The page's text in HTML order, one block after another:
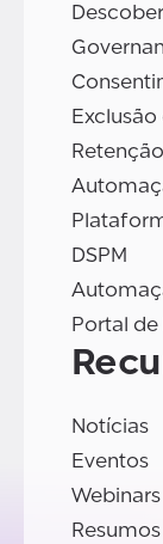
DSPM
Portal
Notícias
Eventos
Webinars